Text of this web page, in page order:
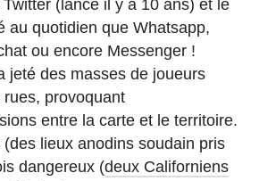
Twitter (lancé il y a 10 ans) et le
au quotidien que Whatsapp,
ou encore Messenger !
jeté des masses de joueurs
provoquant
entre la carte et le territoire.
lieux anodins soudain pris
dangereux (deux Californiens